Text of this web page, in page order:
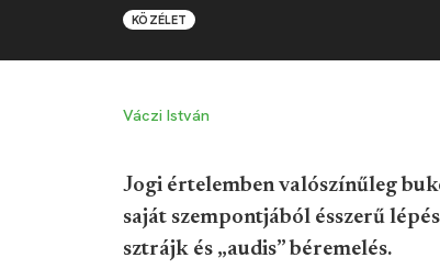
KÖZÉLET
Váczi István
Jogi értelemben valószínűleg
saját szempontjából ésszerű
sztrájk és „audis” béremelés.